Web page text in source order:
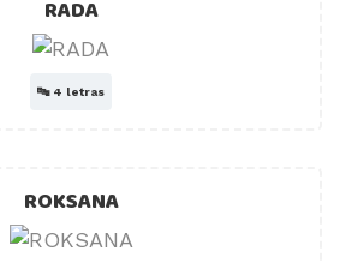
RADA
🔤 4 letras
ROKSANA